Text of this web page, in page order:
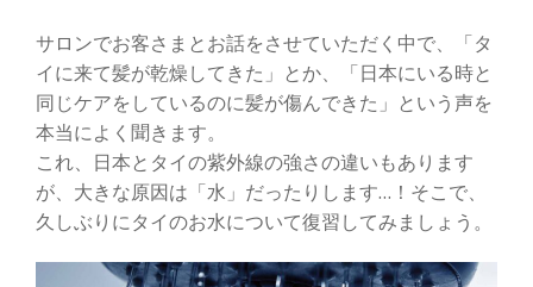
サロンでお客さまとお話をさせていただく中で、「タ
イに来て髪が乾燥してきた」とか、「日本にいる時と
同じケアをしているのに髪が傷んできた」という声を
本当によく聞きます。
これ、日本とタイの紫外線の強さの違いもあります
が、大きな原因は「水」だったりします…！そこで、
久しぶりにタイのお水について復習してみましょう。